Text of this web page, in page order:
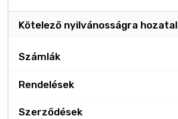
Kötelező nyilvánosságra hozatal
Számlák
Rendelések
Szerződések